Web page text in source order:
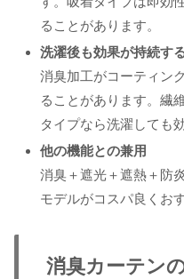
ることがあります。
洗濯後も効果が持続す
消臭加工がコーティン
ることがあります。繊
タイプなら洗濯しても
他の機能との兼用
消臭＋遮光＋遮熱＋防
モデルがコスパ良くお
消臭カーテン